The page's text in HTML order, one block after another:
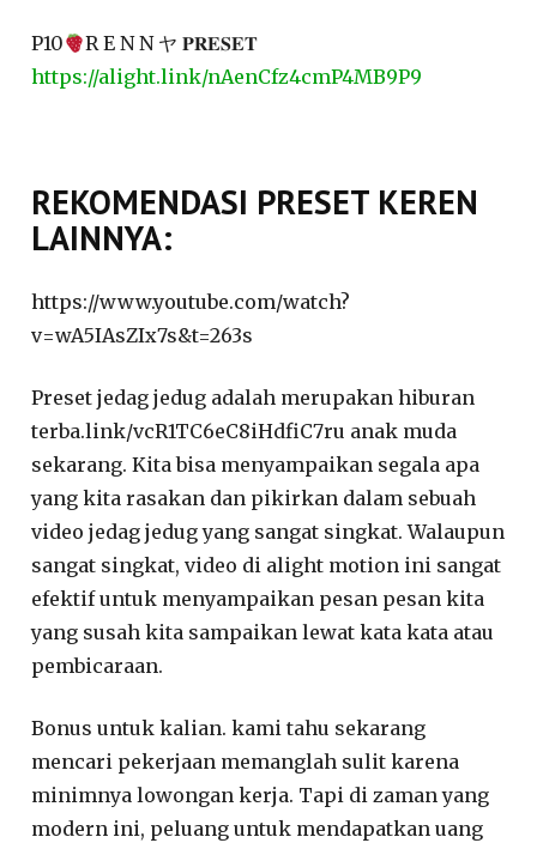
P10
R E N N ヤ 𝐏𝐑𝐄𝐒𝐄𝐓
https://alight.link/nAenCfz4cmP4MB9P9
REKOMENDASI PRESET KEREN
LAINNYA:
https://www.youtube.com/watch?
v=wA5IAsZIx7s&t=263s
Preset jedag jedug adalah merupakan hiburan
terba.link/vcR1TC6eC8iHdfiC7ru anak muda
sekarang. Kita bisa menyampaikan segala apa
yang kita rasakan dan pikirkan dalam sebuah
video jedag jedug yang sangat singkat. Walaupun
sangat singkat, video di alight motion ini sangat
efektif untuk menyampaikan pesan pesan kita
yang susah kita sampaikan lewat kata kata atau
pembicaraan.
Bonus untuk kalian. kami tahu sekarang
mencari pekerjaan memanglah sulit karena
minimnya lowongan kerja. Tapi di zaman yang
modern ini, peluang untuk mendapatkan uang